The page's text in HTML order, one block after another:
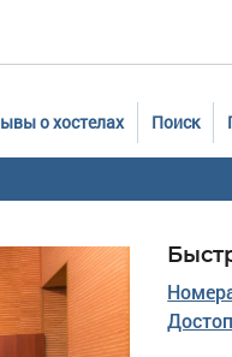
о хостелах Поиск